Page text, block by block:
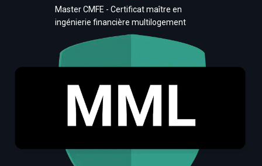
Master CMFE - Certificat maître en
ingénierie financière multilogement